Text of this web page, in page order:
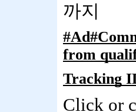
까지
from
Tracking
Click or